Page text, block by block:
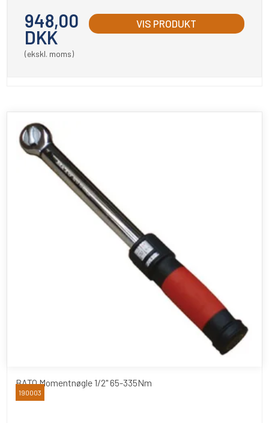
948,00
DKK
(ekskl. moms)
VIS PRODUKT
BATO Momentnøgle 1/2" 65-335Nm
BATO
190003